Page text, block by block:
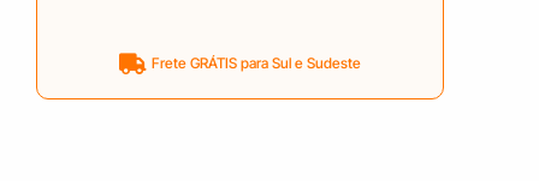
Frete GRÁTIS para Sul e Sudeste